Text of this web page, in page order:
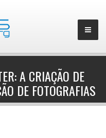
▼
A CRIAÇÃO DE
DE FOTOGRAFIAS